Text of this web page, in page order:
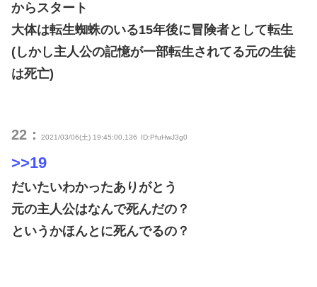
からスタート
大体は転生蜘蛛のいる15年後に冒険者として転生
(しかし主人公の記憶が一部転生されてる元の生徒
は死亡)
22： 2021/03/06(土) 19:45:00.136 ID:PfuHwJ3g0
>>19
だいたいわかったありがとう
元の主人公はなんで死んだの？
というかほんとに死んでるの？